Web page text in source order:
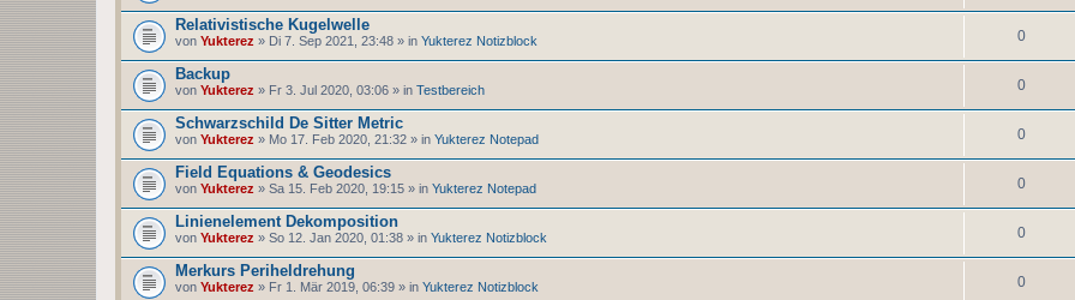
Relativistische Kugelwelle
von Yukterez » Di 7. Sep 2021, 23:48 » in Yukterez Notizblock 0
Backup
von Yukterez » Fr 3. Jul 2020, 03:06 » in Testbereich 0
Schwarzschild De Sitter Metric
von Yukterez » Mo 17. Feb 2020, 21:32 » in Yukterez Notepad 0
Field Equations & Geodesics
von Yukterez » Sa 15. Feb 2020, 19:15 » in Yukterez Notepad 0
Linienelement Dekomposition
von Yukterez » So 12. Jan 2020, 01:38 » in Yukterez Notizblock 0
Merkurs Periheldrehung
von Yukterez » Fr 1. Mär 2019, 06:39 » in Yukterez Notizblock 0